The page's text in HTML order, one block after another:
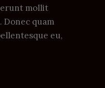
mollit
Donec quam
eu,